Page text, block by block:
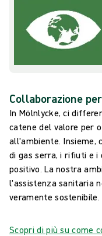
Collaborazione
In Mölnlycke, ci
catene del valore per
all'ambiente. Insieme,
di gas serra, i rifiuti e i
positivo. La nostra
l'assistenza sanitaria
veramente sostenibile.
Scopri di più su come